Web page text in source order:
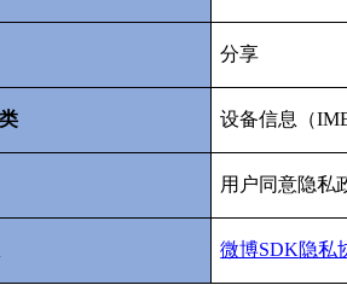
分享
设备信息（
用户同意隐私
微博SDK隐私